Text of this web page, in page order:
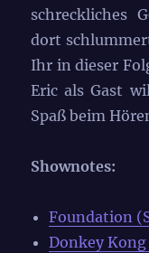
schreckliches
dort
Ihr in dieser
Eric als Gast
Spaß beim
Shownotes:
Foundation
Donkey